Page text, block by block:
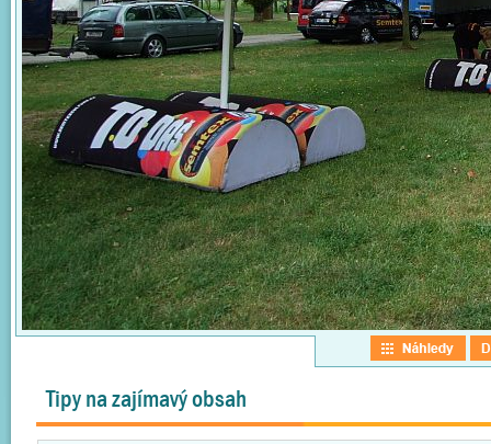
Tipy na zajímavý obsah